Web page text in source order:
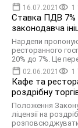
16.07.2021 1
Ставка ПДВ 7%
законодавча
Нардепи
ресторанного
20% до 7%. Це
02.06.2021 1
Кафе та
роздрібну
Положення
ліцензії на